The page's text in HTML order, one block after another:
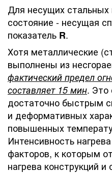
Для несущих стальных
состояние - несущая
показатель R.
Хотя металлические
выполнены из
фактический предел
составляет 15 мин. Это
достаточно быстрым
и деформативных
повышенных
Интенсивность
факторов, к которым
нагрева конструкций